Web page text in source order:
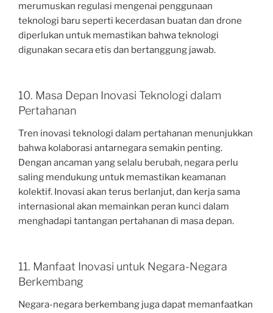
merumuskan regulasi mengenai penggunaan
teknologi baru seperti kecerdasan buatan dan drone
diperlukan untuk memastikan bahwa teknologi
digunakan secara etis dan bertanggung jawab.
10. Masa Depan Inovasi Teknologi dalam
Pertahanan
Tren inovasi teknologi dalam pertahanan menunjukkan
bahwa kolaborasi antarnegara semakin penting.
Dengan ancaman yang selalu berubah, negara perlu
saling mendukung untuk memastikan keamanan
kolektif. Inovasi akan terus berlanjut, dan kerja sama
internasional akan memainkan peran kunci dalam
menghadapi tantangan pertahanan di masa depan.
11. Manfaat Inovasi untuk Negara-Negara
Berkembang
Negara-negara berkembang juga dapat memanfaatkan